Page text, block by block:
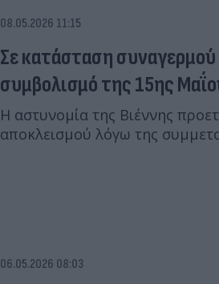
08.05.2026 11:15
Σε κατάσταση
συμβολισμό της 15ης
Η αστυνομία της Βιέννης
αποκλεισμού λόγω της
06.05.2026 08:03